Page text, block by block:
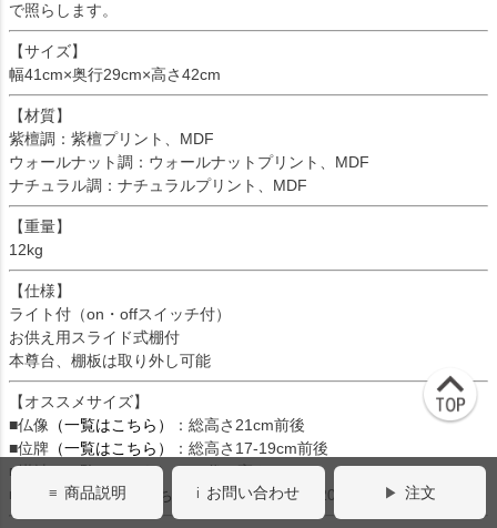
で照らします。
【サイズ】
幅41cm×奥行29cm×高さ42cm
【材質】
紫檀調：紫檀プリント、MDF
ウォールナット調：ウォールナットプリント、MDF
ナチュラル調：ナチュラルプリント、MDF
【重量】
12kg
【仕様】
ライト付（on・offスイッチ付）
お供え用スライド式棚付
本尊台、棚板は取り外し可能
【オススメサイズ】
■仏像 （一覧はこちら）
：総高さ21cm前後
■位牌 （一覧はこちら）
：総高さ17-19cm前後
■掛軸（一覧はこちら）：20代（高さ20cm）
■ティアラ（一覧はこちら） ：小サイズ(高さ20cm)
商品説明 お問い合わせ 注文